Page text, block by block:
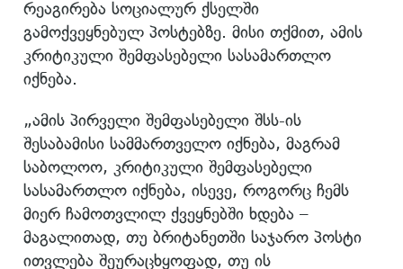
რეაგირება სოციალურ ქსელში
გამოქვეყნებულ პოსტებზე. მისი თქმით, ამის
კრიტიკული შემფასებელი სასამართლო
იქნება.
„ამის პირველი შემფასებელი შსს-ის
შესაბამისი სამმართველო იქნება, მაგრამ
საბოლოო, კრიტიკული შემფასებელი
სასამართლო იქნება, ისევე, როგორც ჩემს
მიერ ჩამოთვლილ ქვეყნებში ხდება –
მაგალითად, თუ ბრიტანეთში საჯარო პოსტი
ითვლება შეურაცხყოფად, თუ ის